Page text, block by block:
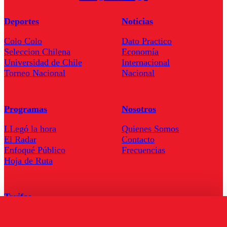
Deportes
Colo Colo
Seleccion Chilena
Universidad de Chile
Torneo Nacional
Noticias
Dato Practico
Economía
Internacional
Nacional
Programas
LLegó la hora
El Radar
Enfoqué Público
Hoja de Ruta
Nosotros
Quienes Somos
Contacto
Frecuencias
Tarifas